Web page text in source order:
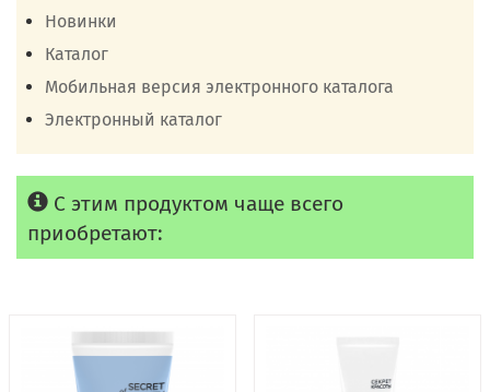
Новинки
Каталог
Мобильная версия электронного каталога
Электронный каталог
С этим продуктом чаще всего
приобретают: